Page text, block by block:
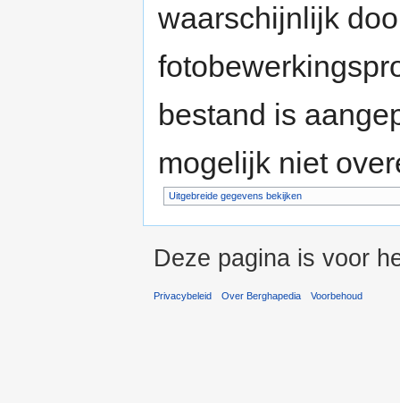
waarschijnlijk
bestand is
mogelijk niet
Uitgebreide gegevens bekijken
Deze pagina is voor
Privacybeleid Over Berghapedia Voorbehoud